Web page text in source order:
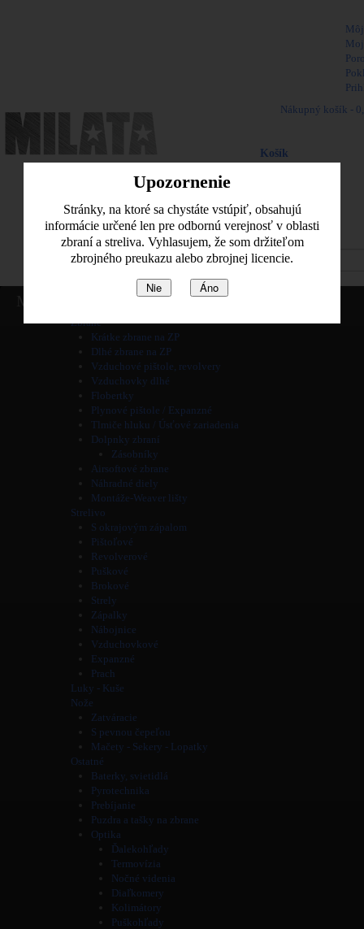
Upozornenie
Stránky, na ktoré sa chystáte vstúpiť, obsahujú
informácie určené len pre odbornú verejnosť v oblasti
zbraní a streliva. Vyhlasujem, že som držiteľom
zbrojného preukazu alebo zbrojnej licencie.
Nie Áno
Nákupný košík -
Košík
0,00 € Poštovné
0,00 €
Spolu
Pozrieť košik
Zbrane
Krátke zbrane na ZP
Dlhé zbrane na ZP
Vzduchové pištole, revolvery
Vzduchovky dlhé
Flobertky
Plynové pištole / Expanzné
Tlmiče hluku / Úsťové zariadenia
Dolpnky zbraní
Zásobníky
Airsoftové zbrane
Náhradné diely
Montáže-Weaver lišty
Strelivo
S okrajovým zápalom
Pištoľové
Revolverové
Puškové
Brokové
Strely
Zápalky
Nábojnice
Vzduchovkové
Expanzné
Prach
Luky - Kuše
Nože
Zatváracie
S pevnou čepeľou
Mačety - Sekery - Lopatky
Ostatné
Baterky, svietidlá
Pyrotechnika
Prebíjanie
Puzdra a tašky na zbrane
Optika
Ďalekohľady
Termovízia
Nočné videnia
Diaľkomery
Kolimátory
Puškohľady